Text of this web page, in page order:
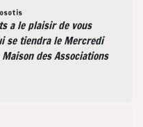
a le plaisir de vous
se tiendra le Mercredi
des Associations